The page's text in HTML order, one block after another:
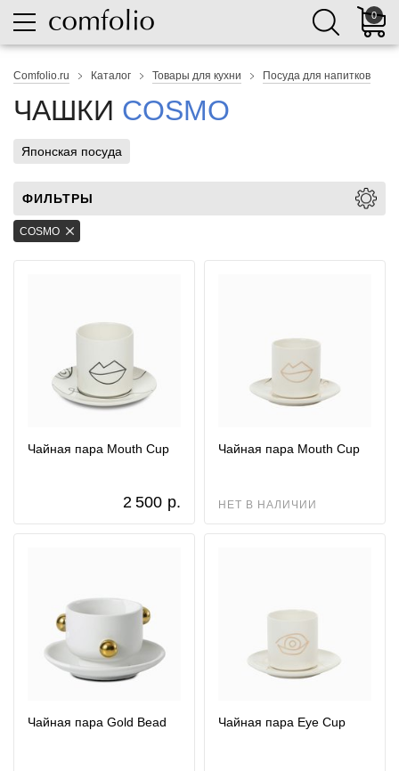
0
Comfolio.ru Каталог Товары для кухни Посуда для напитков
ЧАШКИ COSMO
Японская посуда
ФИЛЬТРЫ
COSMO
Чайная пара Mouth Cup
2 500 р.
Чайная пара Mouth Cup
НЕТ В НАЛИЧИИ
Чайная пара Gold Bead Чайная пара Eye Cup